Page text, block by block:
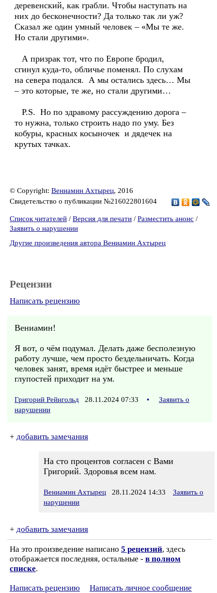
деревенский, как грабли. Чтобы наступать на
них до бесконечности? Да только так ли уж?
Сказал же один умный человек – «Мы те же.
Но стали другими».
А призрак тот, что по Европе бродил,
сгинул куда-то, обличье поменял. По слухам
на севера подался. А мы остались здесь… Мы
– это которые, те же, но стали другими…
P.S. Но по здравому рассуждению дорога –
то нужна, только строить надо по уму. Без
кобуры, красных косыночек и дядечек на
крутых тачках.
© Copyright: Вениамин Ахтырец, 2016
Свидетельство о публикации №216022801604
Список читателей / Версия для печати / Разместить анонс /
Заявить о нарушении
Другие произведения автора Вениамин Ахтырец
Рецензии
Написать рецензию
Вениамин!
Я вот, о чём подумал. Делать даже бесполезную
работу лучше, чем просто бездельничать. Когда
человек занят, время идёт быстрее и меньше
глупостей приходит на ум.
Григорий Рейнгольд 28.11.2024 07:33 •
Заявить о
нарушении
+ добавить замечания
На сто процентов согласен с Вами
Григорий. Здоровья всем нам.
Вениамин Ахтырец 28.11.2024 14:33
Заявить о
нарушении
+ добавить замечания
На это произведение написано 5 рецензий, здесь
отображается последняя, остальные - в полном
списке.
Написать рецензию Написать личное сообщение